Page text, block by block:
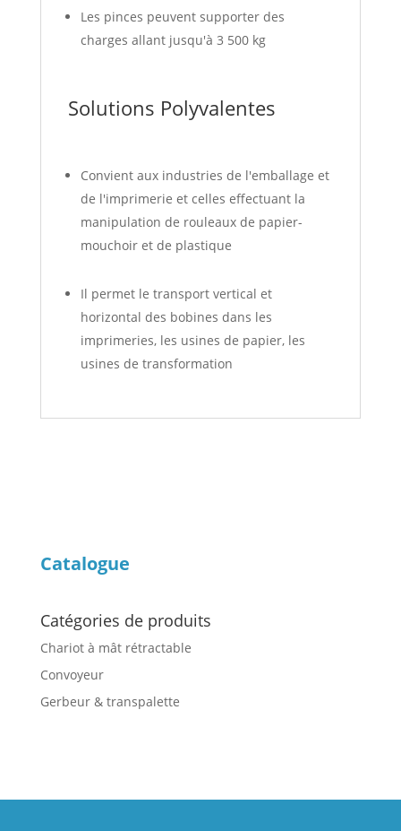
Les pinces peuvent supporter des
charges allant jusqu'à 3 500 kg
Solutions Polyvalentes
Convient aux industries de l'emballage et
de l'imprimerie et celles effectuant la
manipulation de rouleaux de papier-
mouchoir et de plastique
Il permet le transport vertical et
horizontal des bobines dans les
imprimeries, les usines de papier, les
usines de transformation
Catalogue
Catégories de produits
Chariot à mât rétractable
Convoyeur
Gerbeur & transpalette